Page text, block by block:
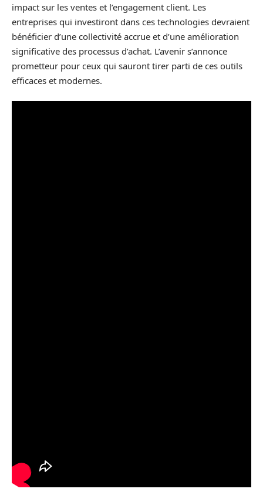
impact sur les ventes et l’engagement client. Les
entreprises qui investiront dans ces technologies devraient
bénéficier d’une collectivité accrue et d’une amélioration
significative des processus d’achat. L’avenir s’annonce
prometteur pour ceux qui sauront tirer parti de ces outils
efficaces et modernes.